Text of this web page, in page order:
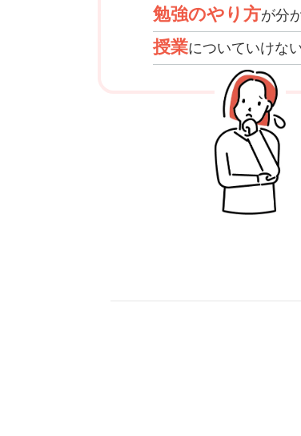
勉強のやり方が分
授業についていけな